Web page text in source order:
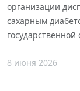
организации
сахарным
8 июня 2026